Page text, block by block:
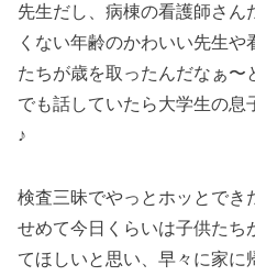
先生だし、病棟の看護師さん
くない年齢のかわいい先生
たちが歳を取ったんだなぁ〜
でも話していたら大学生の息
♪
検査三昧でやっとホッとでき
せめて今日くらいは子供たち
てほしいと思い、早々に家に